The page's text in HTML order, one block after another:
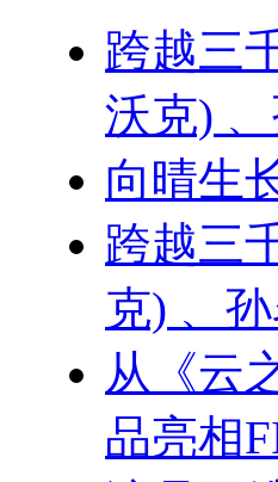
跨越三
沃克)
向晴生
跨越三
克) 、
从《云
品亮相